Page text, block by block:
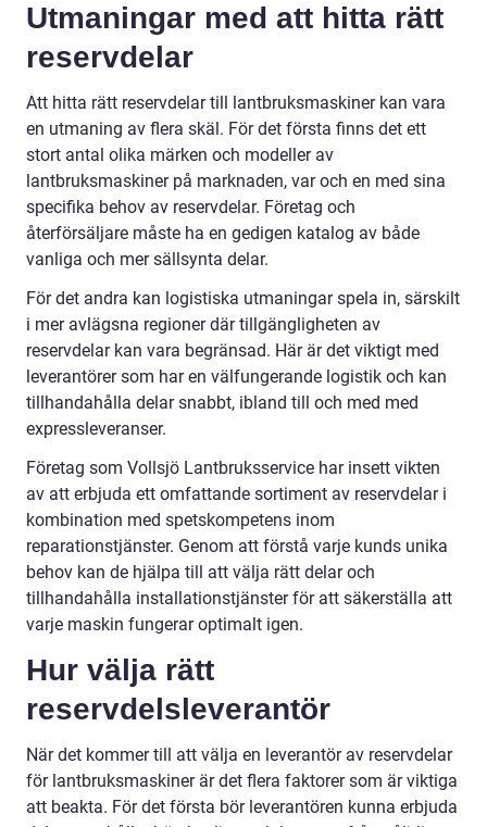
Utmaningar med att hitta rätt
reservdelar
Att hitta rätt reservdelar till lantbruksmaskiner kan vara
en utmaning av flera skäl. För det första finns det ett
stort antal olika märken och modeller av
lantbruksmaskiner på marknaden, var och en med sina
specifika behov av reservdelar. Företag och
återförsäljare måste ha en gedigen katalog av både
vanliga och mer sällsynta delar.
För det andra kan logistiska utmaningar spela in, särskilt
i mer avlägsna regioner där tillgängligheten av
reservdelar kan vara begränsad. Här är det viktigt med
leverantörer som har en välfungerande logistik och kan
tillhandahålla delar snabbt, ibland till och med med
expressleveranser.
Företag som Vollsjö Lantbruksservice har insett vikten
av att erbjuda ett omfattande sortiment av reservdelar i
kombination med spetskompetens inom
reparationstjänster. Genom att förstå varje kunds unika
behov kan de hjälpa till att välja rätt delar och
tillhandahålla installationstjänster för att säkerställa att
varje maskin fungerar optimalt igen.
Hur välja rätt
reservdelsleverantör
När det kommer till att välja en leverantör av reservdelar
för lantbruksmaskiner är det flera faktorer som är viktiga
att beakta. För det första bör leverantören kunna erbjuda